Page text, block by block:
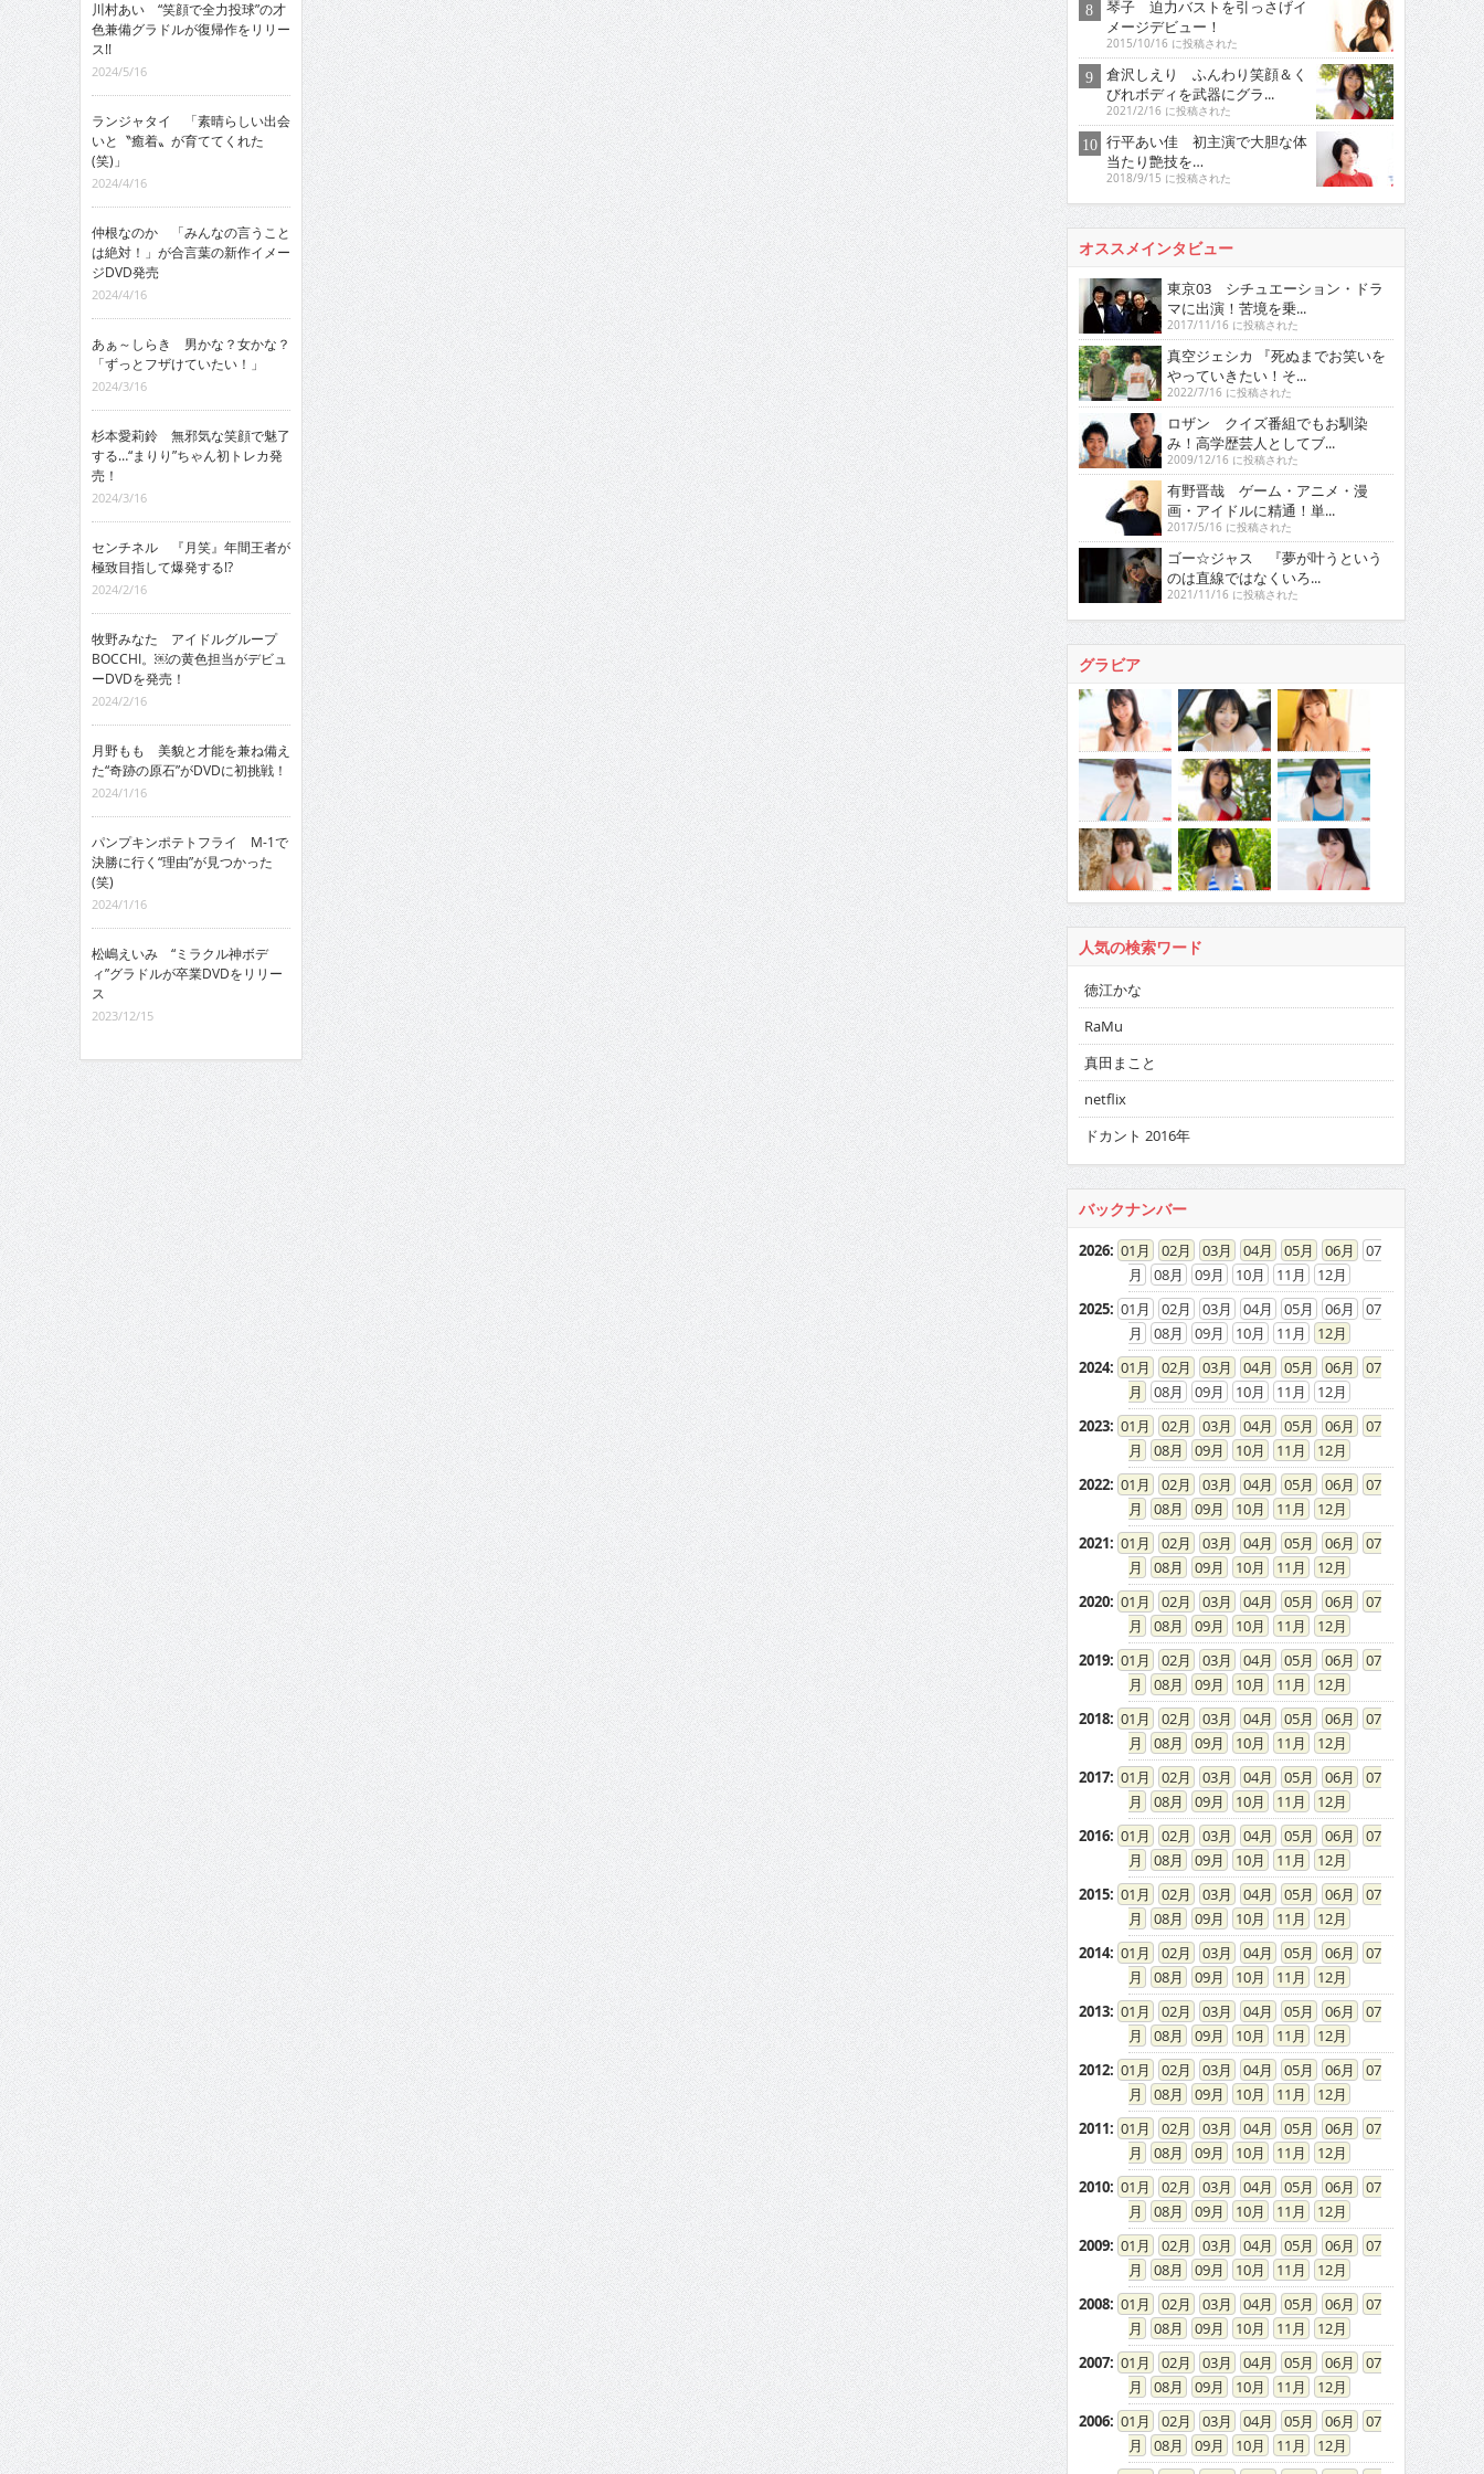
川村あい “笑顔で全力投球”の才
色兼備グラドルが復帰作をリリー
ス!!
2024/5/16
ランジャタイ 「素晴らしい出会
いと〝癒着〟が育ててくれた
(笑)」
2024/4/16
仲根なのか 「みんなの言うこと
は絶対！」が合言葉の新作イメー
ジDVD発売
2024/4/16
あぁ～しらき 男かな？女かな？
「ずっとフザけていたい！」
2024/3/16
杉本愛莉鈴 無邪気な笑顔で魅了
する…“まりり”ちゃん初トレカ発
売！
2024/3/16
センチネル 『月笑』年間王者が
極致目指して爆発する!?
2024/2/16
牧野みなた アイドルグループ
BOCCHI。￼の黄色担当がデビュ
ーDVDを発売！
2024/2/16
月野もも 美貌と才能を兼ね備え
た“奇跡の原石”がDVDに初挑戦！
2024/1/16
パンプキンポテトフライ M-1で
決勝に行く“理由”が見つかった
(笑)
2024/1/16
松嶋えいみ “ミラクル神ボデ
ィ”グラドルが卒業DVDをリリー
ス
2023/12/15
琴子 迫力バストを引っさげイ
メージデビュー！
2015/10/16 に投稿された
倉沢しえり ふんわり笑顔＆く
びれボディを武器にグラ...
2021/2/16 に投稿された
行平あい佳 初主演で大胆な体
当たり艶技を…
2018/9/15 に投稿された
オススメインタビュー
東京03 シチュエーション・ドラ
マに出演！苦境を乗...
2017/11/16 に投稿された
真空ジェシカ 『死ぬまでお笑いを
やっていきたい！そ...
2022/7/16 に投稿された
ロザン クイズ番組でもお馴染
み！高学歴芸人としてブ...
2009/12/16 に投稿された
有野晋哉 ゲーム・アニメ・漫
画・アイドルに精通！単...
2017/5/16 に投稿された
ゴー☆ジャス 『夢が叶うという
のは直線ではなくいろ...
2021/11/16 に投稿された
グラビア
人気の検索ワード
徳江かな
RaMu
真田まこと
netflix
ドカント 2016年
バックナンバー
2026: 01 02 03 04 05 06
07
08
09 10 11
12
2025: 01 02 03 04 05 06
07
08
09 10 11
12
2024: 01 02 03 04 05 06
07
08
09 10 11
12
2023: 01 02 03 04 05 06
07
08
09 10 11
12
2022: 01 02 03 04 05 06
07
08
09 10 11
12
2021: 01 02 03 04 05 06
07
08
09 10 11
12
2020: 01 02 03 04 05 06
07
08
09 10 11
12
2019: 01 02 03 04 05 06
07
08
09 10 11
12
2018: 01 02 03 04 05 06
07
08
09 10 11
12
2017: 01 02 03 04 05 06
07
08
09 10 11
12
2016: 01 02 03 04 05 06
07
08
09 10 11
12
2015: 01 02 03 04 05 06
07
08
09 10 11
12
2014: 01 02 03 04 05 06
07
08
09 10 11
12
2013: 01 02 03 04 05 06
07
08
09 10 11
12
2012: 01 02 03 04 05 06
07
08
09 10 11
12
2011: 01 02 03 04 05 06
07
08
09 10 11
12
2010: 01 02 03 04 05 06
07
08
09 10 11
12
2009: 01 02 03 04 05 06
07
08
09 10 11
12
2008: 01 02 03 04 05 06
07
08
09 10 11
12
2007: 01 02 03 04 05 06
07
08
09 10 11
12
2006: 01 02 03 04 05 06
07
08
09 10 11
12